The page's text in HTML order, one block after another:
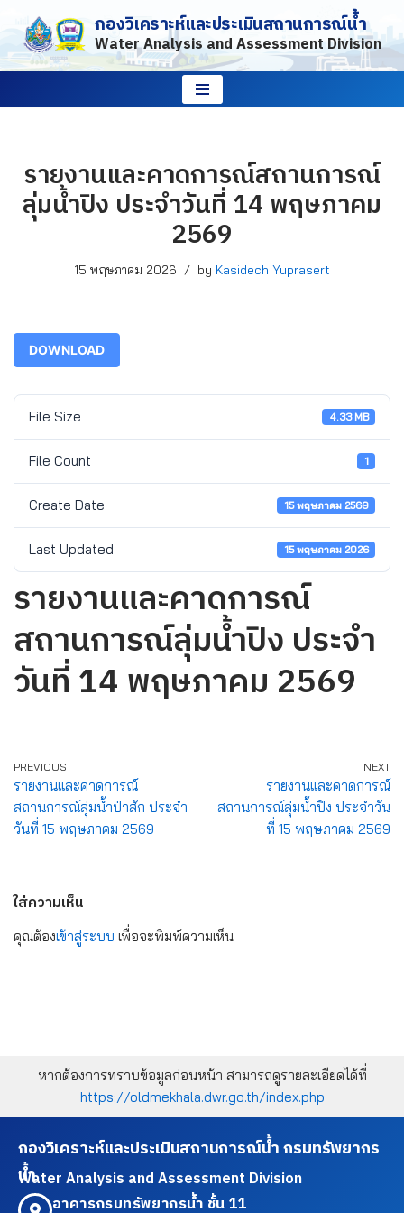
Skip
to
กองวิเคราะห์และประเมินสถานการณ์น้ำ
Water Analysis and Assessment Division
รายงานและคาดการณ์สถานการณ์
ลุ่มน้ำปิง ประจำวันที่ 14 พฤษภาคม
2569
15 พฤษภาคม 2026 by Kasidech Yuprasert
DOWNLOAD
File Size 4.33 MB
File Count 1
Create Date 15 พฤษภาคม 2569
Last Updated 15 พฤษภาคม 2026
รายงานและคาดการณ์
สถานการณ์ลุ่มน้ำปิง ประจำ
วันที่ 14 พฤษภาคม 2569
PREVIOUS
รายงานและคาดการณ์
สถานการณ์ลุ่มน้ำป่าสัก ประจำ
วันที่ 15 พฤษภาคม 2569
NEXT
รายงานและคาดการณ์
สถานการณ์ลุ่มน้ำปิง ประจำวัน
ที่ 15 พฤษภาคม 2569
ใส่ความเห็น
คุณต้องเข้าสู่ระบบ เพื่อจะพิมพ์ความเห็น
หากต้องการทราบข้อมูลก่อนหน้า สามารถดูรายละเอียดได้ที่
https://oldmekhala.dwr.go.th/index.php
กองวิเคราะห์และประเมินสถานการณ์น้ำ กรมทรัพยากร
น้ำ
Water Analysis and Assessment Division
อาคารกรมทรัพยากรน้ำ ชั้น 11